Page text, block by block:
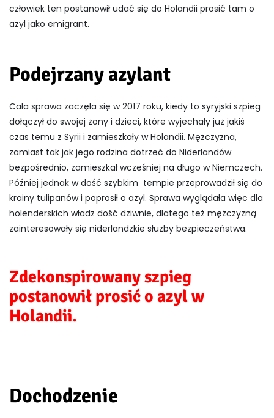
człowiek ten postanowił udać się do Holandii prosić tam o
azyl jako emigrant.
Podejrzany azylant
Cała sprawa zaczęła się w 2017 roku, kiedy to syryjski szpieg
dołączył do swojej żony i dzieci, które wyjechały już jakiś
czas temu z Syrii i zamieszkały w Holandii. Mężczyzna,
zamiast tak jak jego rodzina dotrzeć do Niderlandów
bezpośrednio, zamieszkał wcześniej na długo w Niemczech.
Później jednak w dość szybkim tempie przeprowadził się do
krainy tulipanów i poprosił o azyl. Sprawa wyglądała więc dla
holenderskich władz dość dziwnie, dlatego też mężczyzną
zainteresowały się niderlandzkie służby bezpieczeństwa.
Zdekonspirowany szpieg
postanowił prosić o azyl w
Holandii.
Dochodzenie